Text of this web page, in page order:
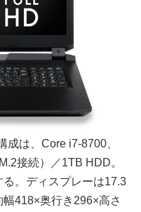
は、Core i7-8700、
接続）／1TB HDD。
。ディスプレーは17.3
418×奥行き296×高さ